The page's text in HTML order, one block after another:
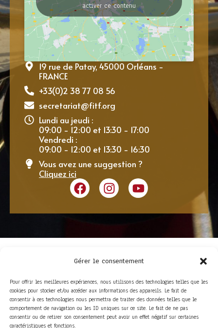
Gérer le consentement
Pour offrir les meilleures expériences, nous utilisons des technologies telles que les
cookies pour stocker et/ou accéder aux informations des appareils. Le fait de
consentir à ces technologies nous permettra de traiter des données telles que le
comportement de navigation ou les ID uniques sur ce site. Le fait de ne pas
consentir ou de retirer son consentement peut avoir un effet négatif sur certaines
caractéristiques et fonctions.
activer ce contenu
19 rue de Patay, 45000 Orléans -
FRANCE
+33(0)2 38 77 08 56
secretariat@fitf.org
Lundi au jeudi :
09:00 - 12:00 et 13:30 - 17:00
Vendredi :
09:00 - 12:00 et 13:30 - 16:30
Vous avez une suggestion ?
Cliquez ici
ACCÈS RAPIDE